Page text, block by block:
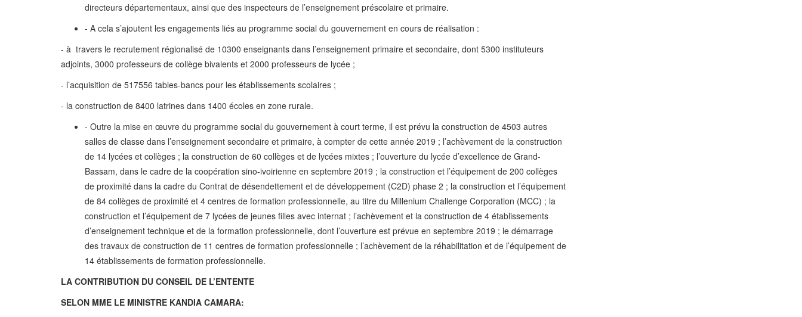
directeurs départementaux, ainsi que des inspecteurs de l’enseignement préscolaire et primaire.
- A cela s’ajoutent les engagements liés au programme social du gouvernement en cours de réalisation :
- à travers le recrutement régionalisé de 10300 enseignants dans l’enseignement primaire et secondaire, dont 5300 instituteurs
adjoints, 3000 professeurs de collège bivalents et 2000 professeurs de lycée ;
- l’acquisition de 517556 tables-bancs pour les établissements scolaires ;
- la construction de 8400 latrines dans 1400 écoles en zone rurale.
- Outre la mise en œuvre du programme social du gouvernement à court terme, il est prévu la construction de 4503 autres
salles de classe dans l’enseignement secondaire et primaire, à compter de cette année 2019 ; l’achèvement de la construction
de 14 lycées et collèges ; la construction de 60 collèges et de lycées mixtes ; l’ouverture du lycée d’excellence de Grand-
Bassam, dans le cadre de la coopération sino-ivoirienne en septembre 2019 ; la construction et l’équipement de 200 collèges
de proximité dans la cadre du Contrat de désendettement et de développement (C2D) phase 2 ; la construction et l’équipement
de 84 collèges de proximité et 4 centres de formation professionnelle, au titre du Millenium Challenge Corporation (MCC) ; la
construction et l’équipement de 7 lycées de jeunes filles avec internat ; l’achèvement et la construction de 4 établissements
d’enseignement technique et de la formation professionnelle, dont l’ouverture est prévue en septembre 2019 ; le démarrage
des travaux de construction de 11 centres de formation professionnelle ; l’achèvement de la réhabilitation et de l’équipement de
14 établissements de formation professionnelle.
LA CONTRIBUTION DU CONSEIL DE L’ENTENTE
SELON MME LE MINISTRE KANDIA CAMARA: